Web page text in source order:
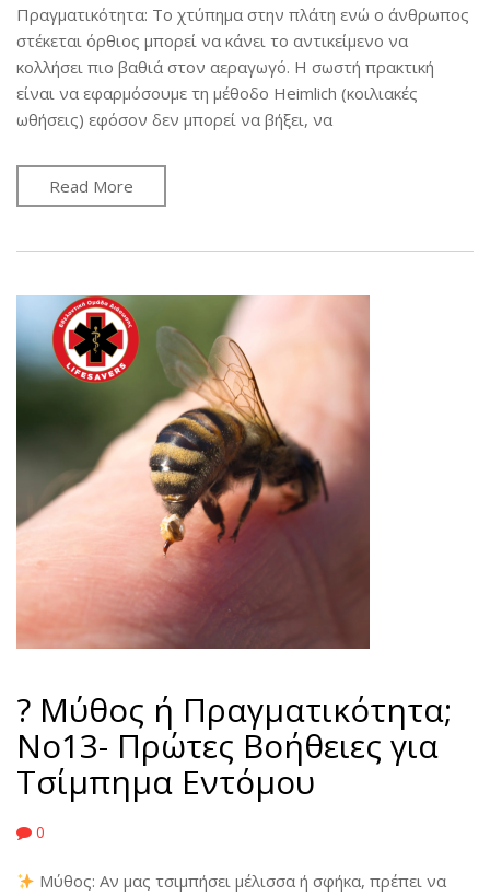
Πραγματικότητα: Το χτύπημα στην πλάτη ενώ ο άνθρωπος
στέκεται όρθιος μπορεί να κάνει το αντικείμενο να
κολλήσει πιο βαθιά στον αεραγωγό. Η σωστή πρακτική
είναι να εφαρμόσουμε τη μέθοδο Heimlich (κοιλιακές
ωθήσεις) εφόσον δεν μπορεί να βήξει, να
Read More
? Μύθος ή Πραγματικότητα;
No13- Πρώτες Βοήθειες για
Τσίμπημα Εντόμου
0
Μύθος: Αν μας τσιμπήσει μέλισσα ή σφήκα, πρέπει να